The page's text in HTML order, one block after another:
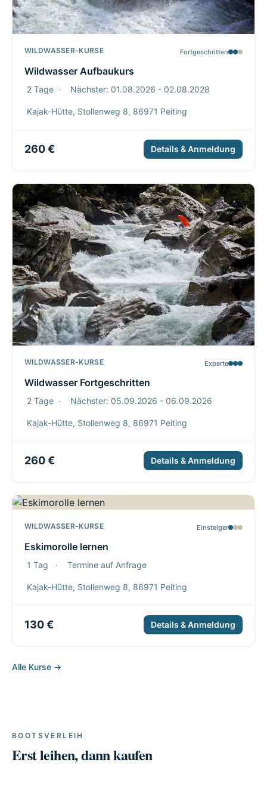
WILDWASSER-KURSE Fortgeschritten
Wildwasser Aufbaukurs
2 Tage · Nächster: 01.08.2026 - 02.08.2028
Kajak-Hütte, Stollenweg 8, 86971 Peiting
260 € Details & Anmeldung
WILDWASSER-KURSE Experte
Wildwasser Fortgeschritten
2 Tage · Nächster: 05.09.2026 - 06.09.2026
Kajak-Hütte, Stollenweg 8, 86971 Peiting
260 € Details & Anmeldung
WILDWASSER-KURSE Einsteiger
Eskimorolle lernen
1 Tag · Termine auf Anfrage
Kajak-Hütte, Stollenweg 8, 86971 Peiting
130 € Details & Anmeldung
Alle Kurse →
BOOTSVERLEIH
Erst leihen, dann kaufen